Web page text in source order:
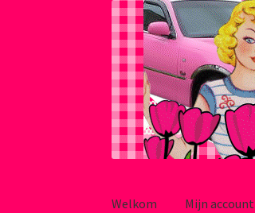
door
naar
Welkom Mijn account